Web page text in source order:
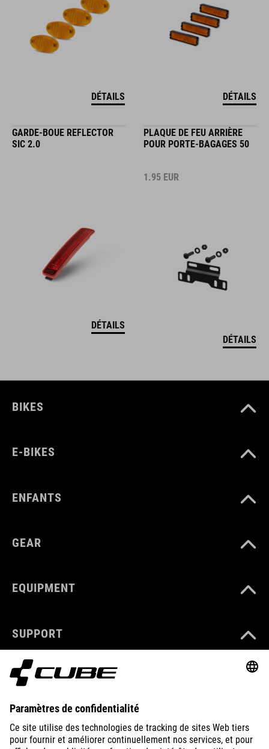
DÉTAILS DÉTAILS
GARDE-BOUE REFLECTOR
SIC 2.0
DÉTAILS
PLAQUE DE FEU ARRIÈRE
POUR PORTE-BAGAGES 50
1.95 EUR
DÉTAILS
BIKES
E-BIKES
ENFANTS
GEAR
EQUIPMENT
SUPPORT
ABOUT US
EXPLORE